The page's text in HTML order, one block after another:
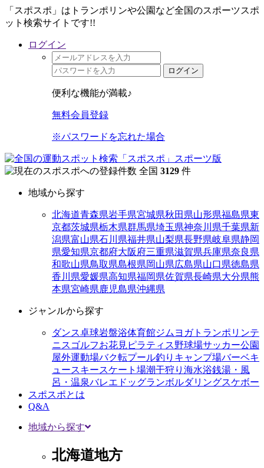
「スポスポ」はトランポリンや公園など全国のスポーツスポ
ット検索サイトです!!
ログイン
ログイン
便利な機能が満載♪
無料会員登録
※パスワードを忘れた場合
全国 3129 件
地域から探す
北海道青森県岩手県宮城県秋田県山形県福島県東
京都茨城県栃木県群馬県埼玉県神奈川県千葉県新
潟県富山県石川県福井県山梨県長野県岐阜県静岡
県愛知県京都府大阪府三重県滋賀県兵庫県奈良県
和歌山県鳥取県島根県岡山県広島県山口県徳島県
香川県愛媛県高知県福岡県佐賀県長崎県大分県熊
本県宮崎県鹿児島県沖縄県
ジャンルから探す
ダンス卓球岩盤浴体育館ジム ヨガトランポリンテ
ニス ゴルフお花見 ピラティス野球場サッカー公園
屋外運動場バク転プール釣り キャンプ場バーベキ
ュースキースケート場潮干狩り 海水浴銭湯・風
呂・温泉バレエ ドッグランボルダリングスケボー
スポスポとは
Q&A
地域から探す
北海道地方